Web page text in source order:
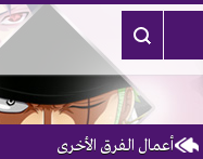
أعمال الفرق الأخرى